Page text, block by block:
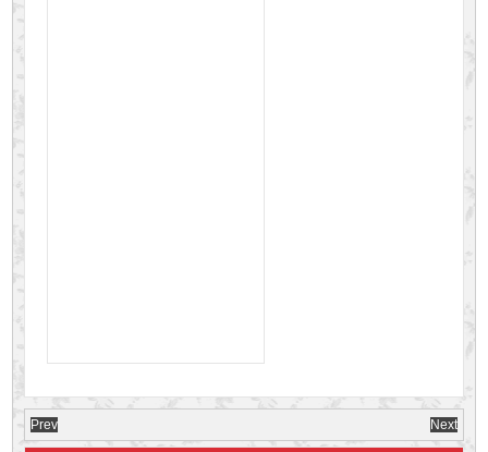
Prev Next